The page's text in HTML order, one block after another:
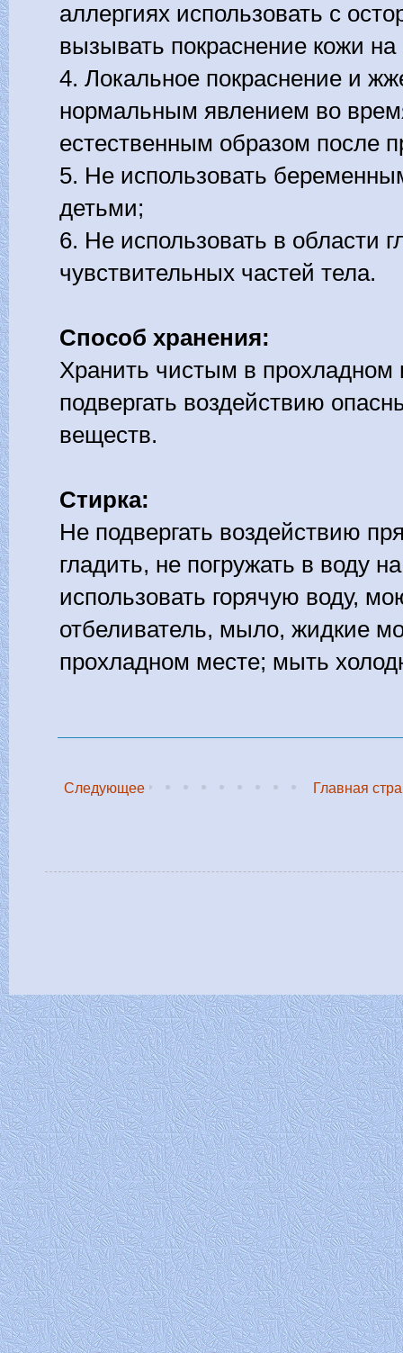
аллергиях использовать с
вызывать покраснение кожи
4. Локальное покраснение и
нормальным явлением во
естественным образом после
5. Не использовать
детьми;
6. Не использовать в области
чувствительных частей тела.
Способ хранения:
Хранить чистым в прохладном
подвергать воздействию
веществ.
Стирка:
Не подвергать воздействию
гладить, не погружать в воду
использовать горячую воду,
отбеливатель, мыло, жидкие
прохладном месте; мыть
Следующее Главная